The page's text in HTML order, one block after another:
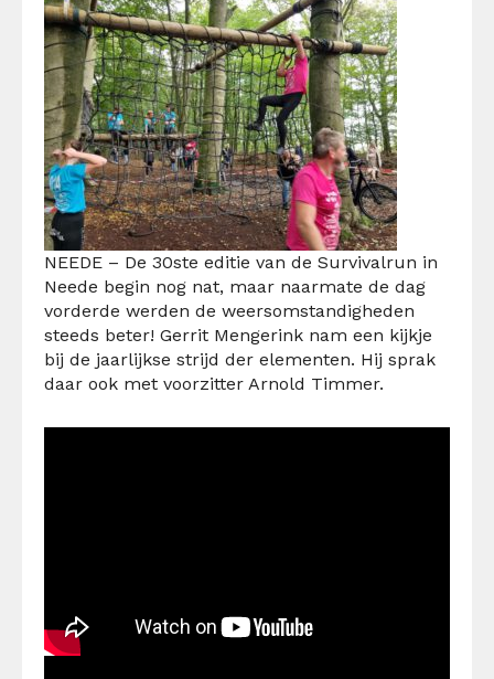
NEEDE – De 30ste editie van de Survivalrun in
Neede begin nog nat, maar naarmate de dag
vorderde werden de weersomstandigheden
steeds beter! Gerrit Mengerink nam een kijkje
bij de jaarlijkse strijd der elementen. Hij sprak
daar ook met voorzitter Arnold Timmer.